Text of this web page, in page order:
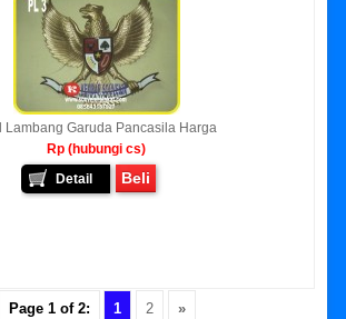
Lambang Garuda Pancasila Harga
Rp (hubungi cs)
Detail
Beli
Page 1 of 2: 1 2 »